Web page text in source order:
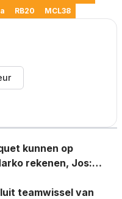
RB20 MCL38
kunnen op
rekenen, Jos:
over gehad'
teamwissel van